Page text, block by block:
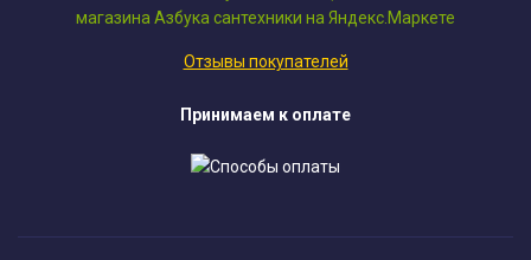
Отзывы покупателей
Принимаем к оплате